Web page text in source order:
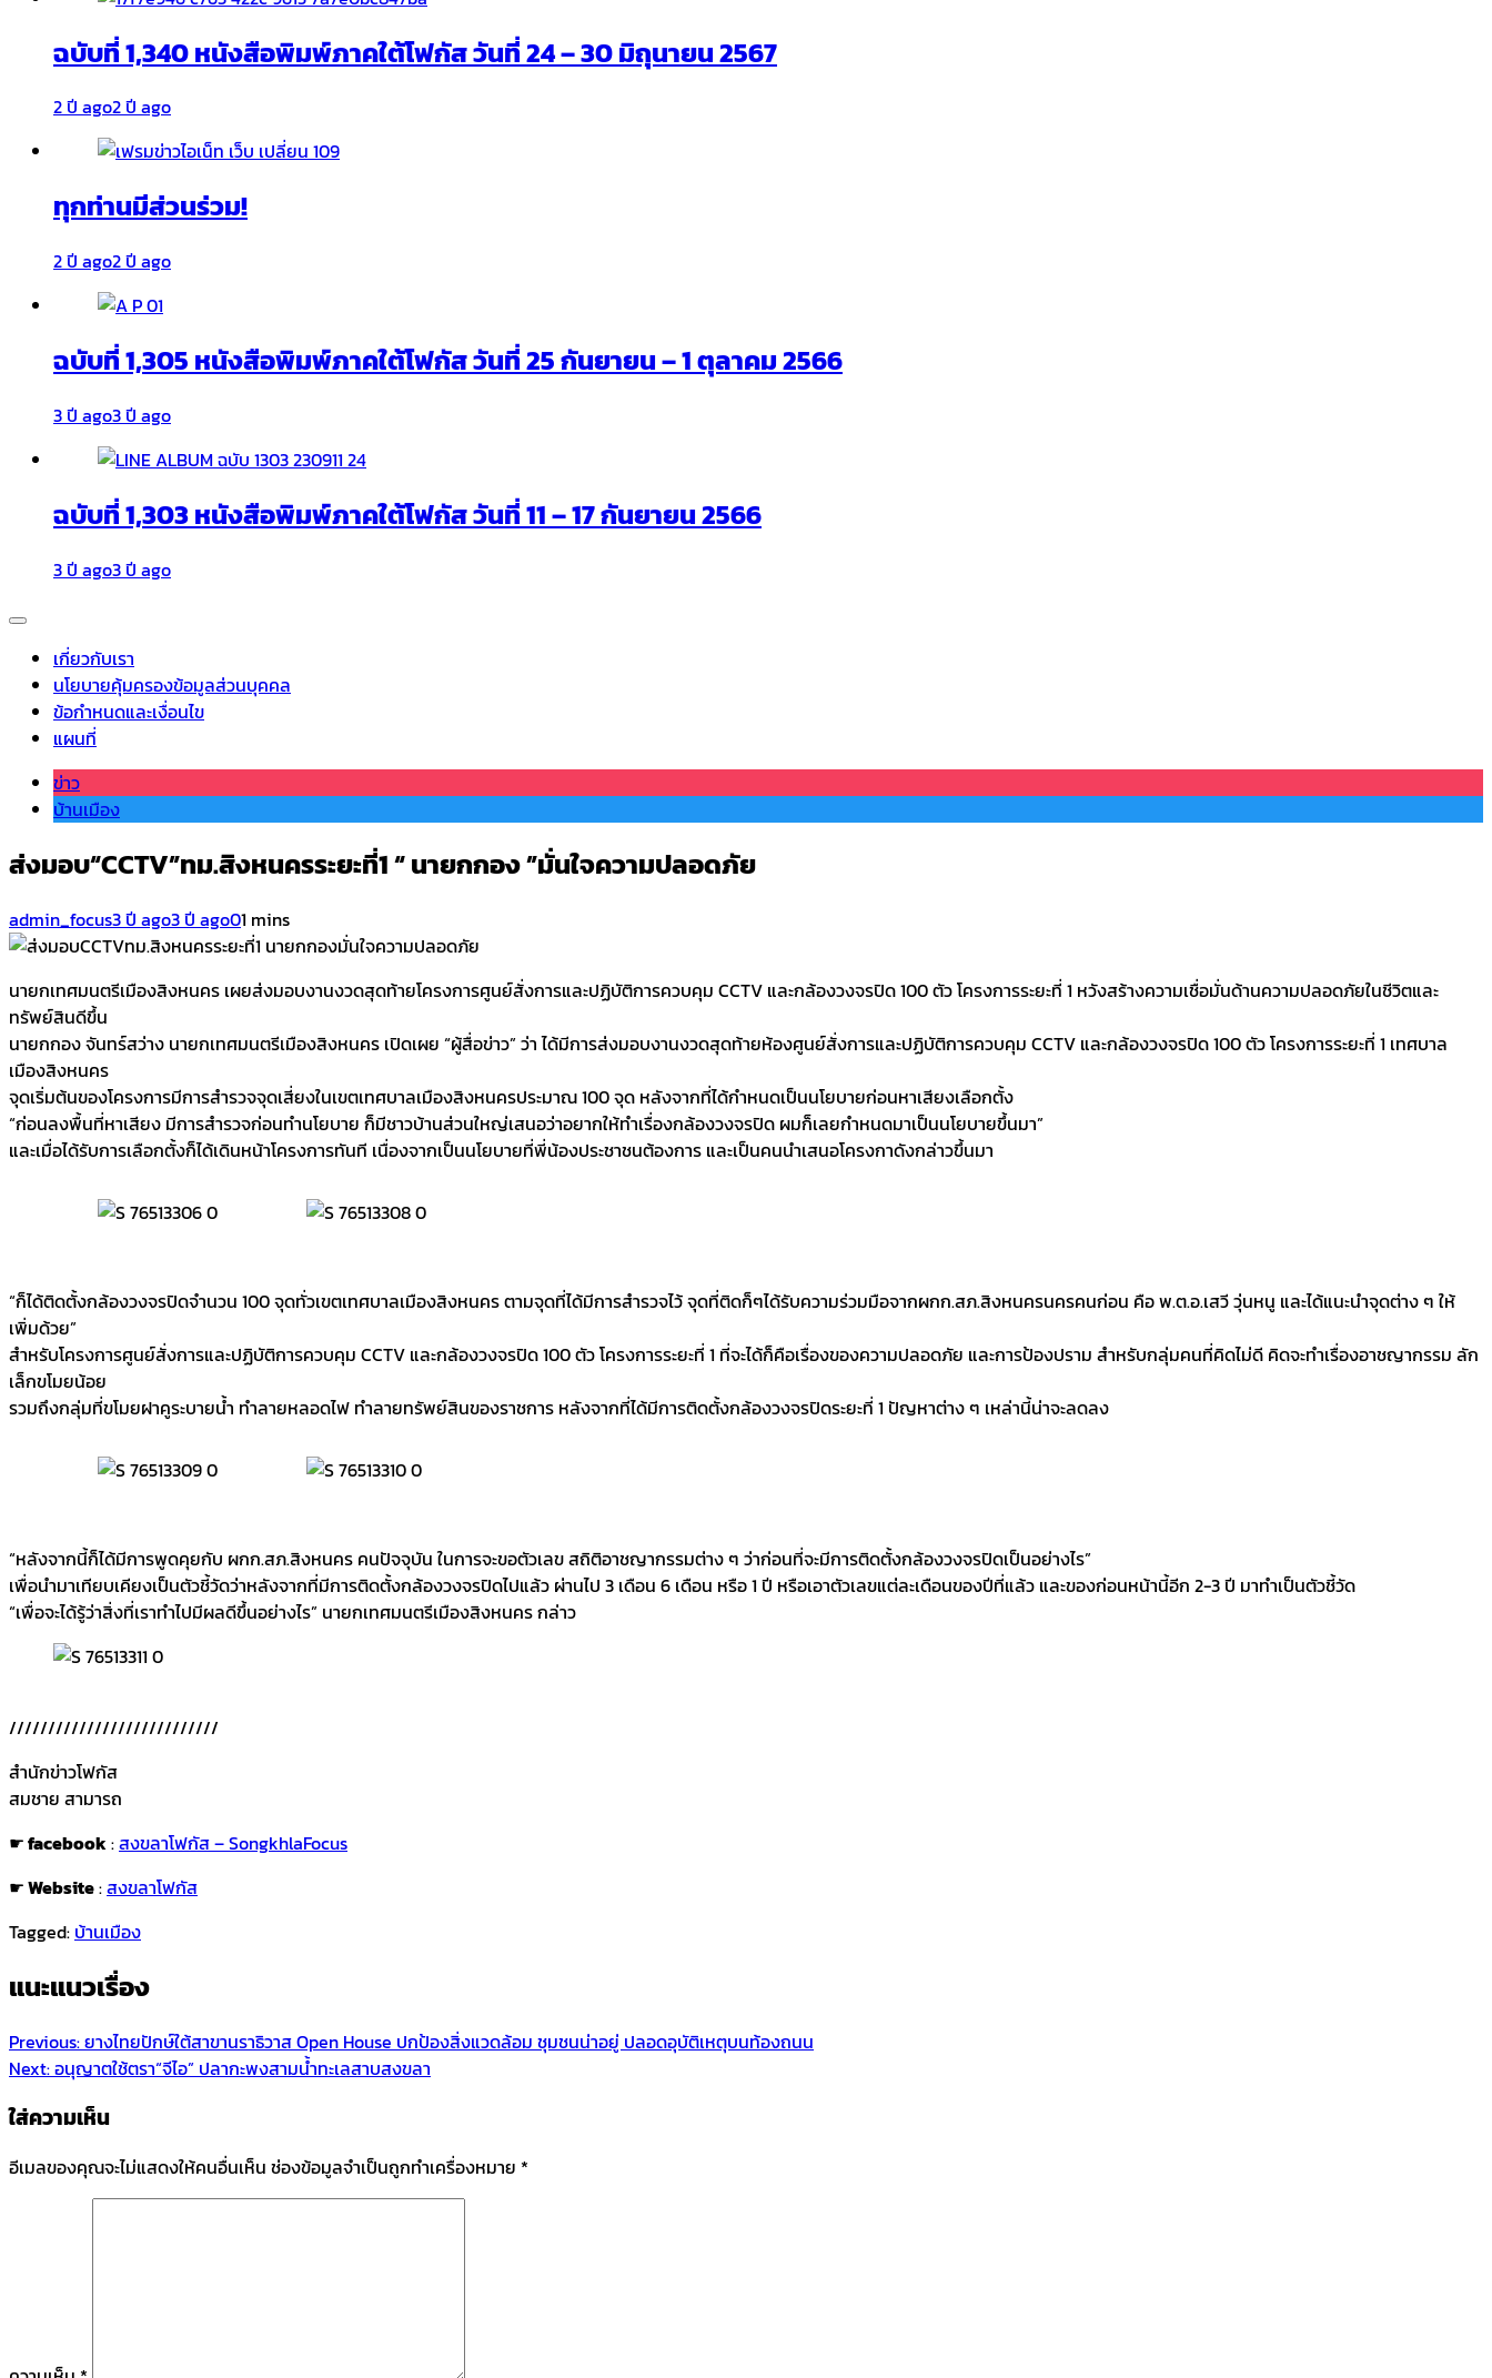
ฉบับที่ 1,340 หนังสือพิมพ์ภาคใต้โฟกัส วันที่ 24 – 30 มิถุนายน 2567
2 ปี ago2 ปี ago
ทุกท่านมีส่วนร่วม!
2 ปี ago2 ปี ago
ฉบับที่ 1,305 หนังสือพิมพ์ภาคใต้โฟกัส วันที่ 25 กันยายน – 1 ตุลาคม 2566
3 ปี ago3 ปี ago
ฉบับที่ 1,303 หนังสือพิมพ์ภาคใต้โฟกัส วันที่ 11 – 17 กันยายน 2566
3 ปี ago3 ปี ago
เกี่ยวกับเรา
นโยบายคุ้มครองข้อมูลส่วนบุคคล
ข้อกำหนดและเงื่อนไข
แผนที่
ข่าว
บ้านเมือง
ส่งมอบ“CCTV”ทม.สิงหนครระยะที่1 “ นายกกอง ”มั่นใจความปลอดภัย
admin_focus3 ปี ago3 ปี ago01 mins
นายกเทศมนตรีเมืองสิงหนคร เผยส่งมอบงานงวดสุดท้ายโครงการศูนย์สั่งการและปฏิบัติการควบคุม CCTV และกล้องวงจรปิด 100 ตัว โครงการระยะที่ 1 หวังสร้างความเชื่อมั่นด้านความปลอดภัยในชีวิตและ
ทรัพย์สินดีขึ้น
นายกกอง จันทร์สว่าง นายกเทศมนตรีเมืองสิงหนคร เปิดเผย “ผู้สื่อข่าว” ว่า ได้มีการส่งมอบงานงวดสุดท้ายห้องศูนย์สั่งการและปฏิบัติการควบคุม CCTV และกล้องวงจรปิด 100 ตัว โครงการระยะที่ 1 เทศบาล
เมืองสิงหนคร
จุดเริ่มต้นของโครงการมีการสำรวจจุดเสี่ยงในเขตเทศบาลเมืองสิงหนครประมาณ 100 จุด หลังจากที่ได้กำหนดเป็นนโยบายก่อนหาเสียงเลือกตั้ง
“ก่อนลงพื้นที่หาเสียง มีการสำรวจก่อนทำนโยบาย ก็มีชาวบ้านส่วนใหญ่เสนอว่าอยากให้ทำเรื่องกล้องวงจรปิด ผมก็เลยกำหนดมาเป็นนโยบายขึ้นมา”
และเมื่อได้รับการเลือกตั้งก็ได้เดินหน้าโครงการทันที เนื่องจากเป็นนโยบายที่พี่น้องประชาชนต้องการ และเป็นคนนำเสนอโครงกาดังกล่าวขึ้นมา
“ก็ได้ติดตั้งกล้องวงจรปิดจำนวน 100 จุดทั่วเขตเทศบาลเมืองสิงหนคร ตามจุดที่ได้มีการสำรวจไว้ จุดที่ติดก็ๆได้รับความร่วมมือจากผกก.สภ.สิงหนครนครคนก่อน คือ พ.ต.อ.เสวี วุ่นหนู และได้แนะนำจุดต่าง ๆ ให้
เพิ่มด้วย”
สำหรับโครงการศูนย์สั่งการและปฏิบัติการควบคุม CCTV และกล้องวงจรปิด 100 ตัว โครงการระยะที่ 1 ที่จะได้ก็คือเรื่องของความปลอดภัย และการป้องปราม สำหรับกลุ่มคนที่คิดไม่ดี คิดจะทำเรื่องอาชญากรรม ลัก
เล็กขโมยน้อย
รวมถึงกลุ่มที่ขโมยฝาคูระบายน้ำ ทำลายหลอดไฟ ทำลายทรัพย์สินของราชการ หลังจากที่ได้มีการติดตั้งกล้องวงจรปิดระยะที่ 1 ปัญหาต่าง ๆ เหล่านี้น่าจะลดลง
“หลังจากนี้ก็ได้มีการพูดคุยกับ ผกก.สภ.สิงหนคร คนปัจจุบัน ในการจะขอตัวเลข สถิติอาชญากรรมต่าง ๆ ว่าก่อนที่จะมีการติดตั้งกล้องวงจรปิดเป็นอย่างไร”
เพื่อนำมาเทียบเคียงเป็นตัวชี้วัดว่าหลังจากที่มีการติดตั้งกล้องวงจรปิดไปแล้ว ผ่านไป 3 เดือน 6 เดือน หรือ 1 ปี หรือเอาตัวเลขแต่ละเดือนของปีที่แล้ว และของก่อนหน้านี้อีก 2-3 ปี มาทำเป็นตัวชี้วัด
“เพื่อจะได้รู้ว่าสิ่งที่เราทำไปมีผลดีขึ้นอย่างไร” นายกเทศมนตรีเมืองสิงหนคร กล่าว
///////////////////////////
สำนักข่าวโฟกัส
สมชาย สามารถ
☛facebook:สงขลาโฟกัส – SongkhlaFocus
☛Website:สงขลาโฟกัส
Tagged: บ้านเมือง
แนะแนวเรื่อง
Previous:ยางไทยปักษ์ใต้สาขานราธิวาส Open House ปกป้องสิ่งแวดล้อม ชุมชนน่าอยู่ ปลอดอุบัติเหตุบนท้องถนน
Next:อนุญาตใช้ตรา“จีไอ” ปลากะพงสามน้ำทะเลสาบสงขลา
ใส่ความเห็น
อีเมลของคุณจะไม่แสดงให้คนอื่นเห็น ช่องข้อมูลจำเป็นถูกทำเครื่องหมาย *